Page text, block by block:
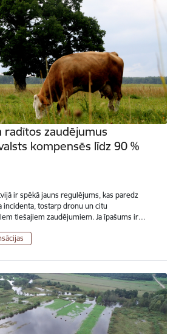
radītos zaudējumus
kompensēs līdz 90 %
ir spēkā jauns regulējums, kas paredz
incidenta, tostarp dronu un citu
tiešajiem zaudējumiem. Ja īpašums ir…